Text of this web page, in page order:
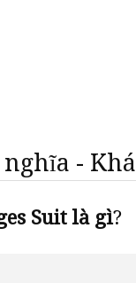
-
Suit là gì?